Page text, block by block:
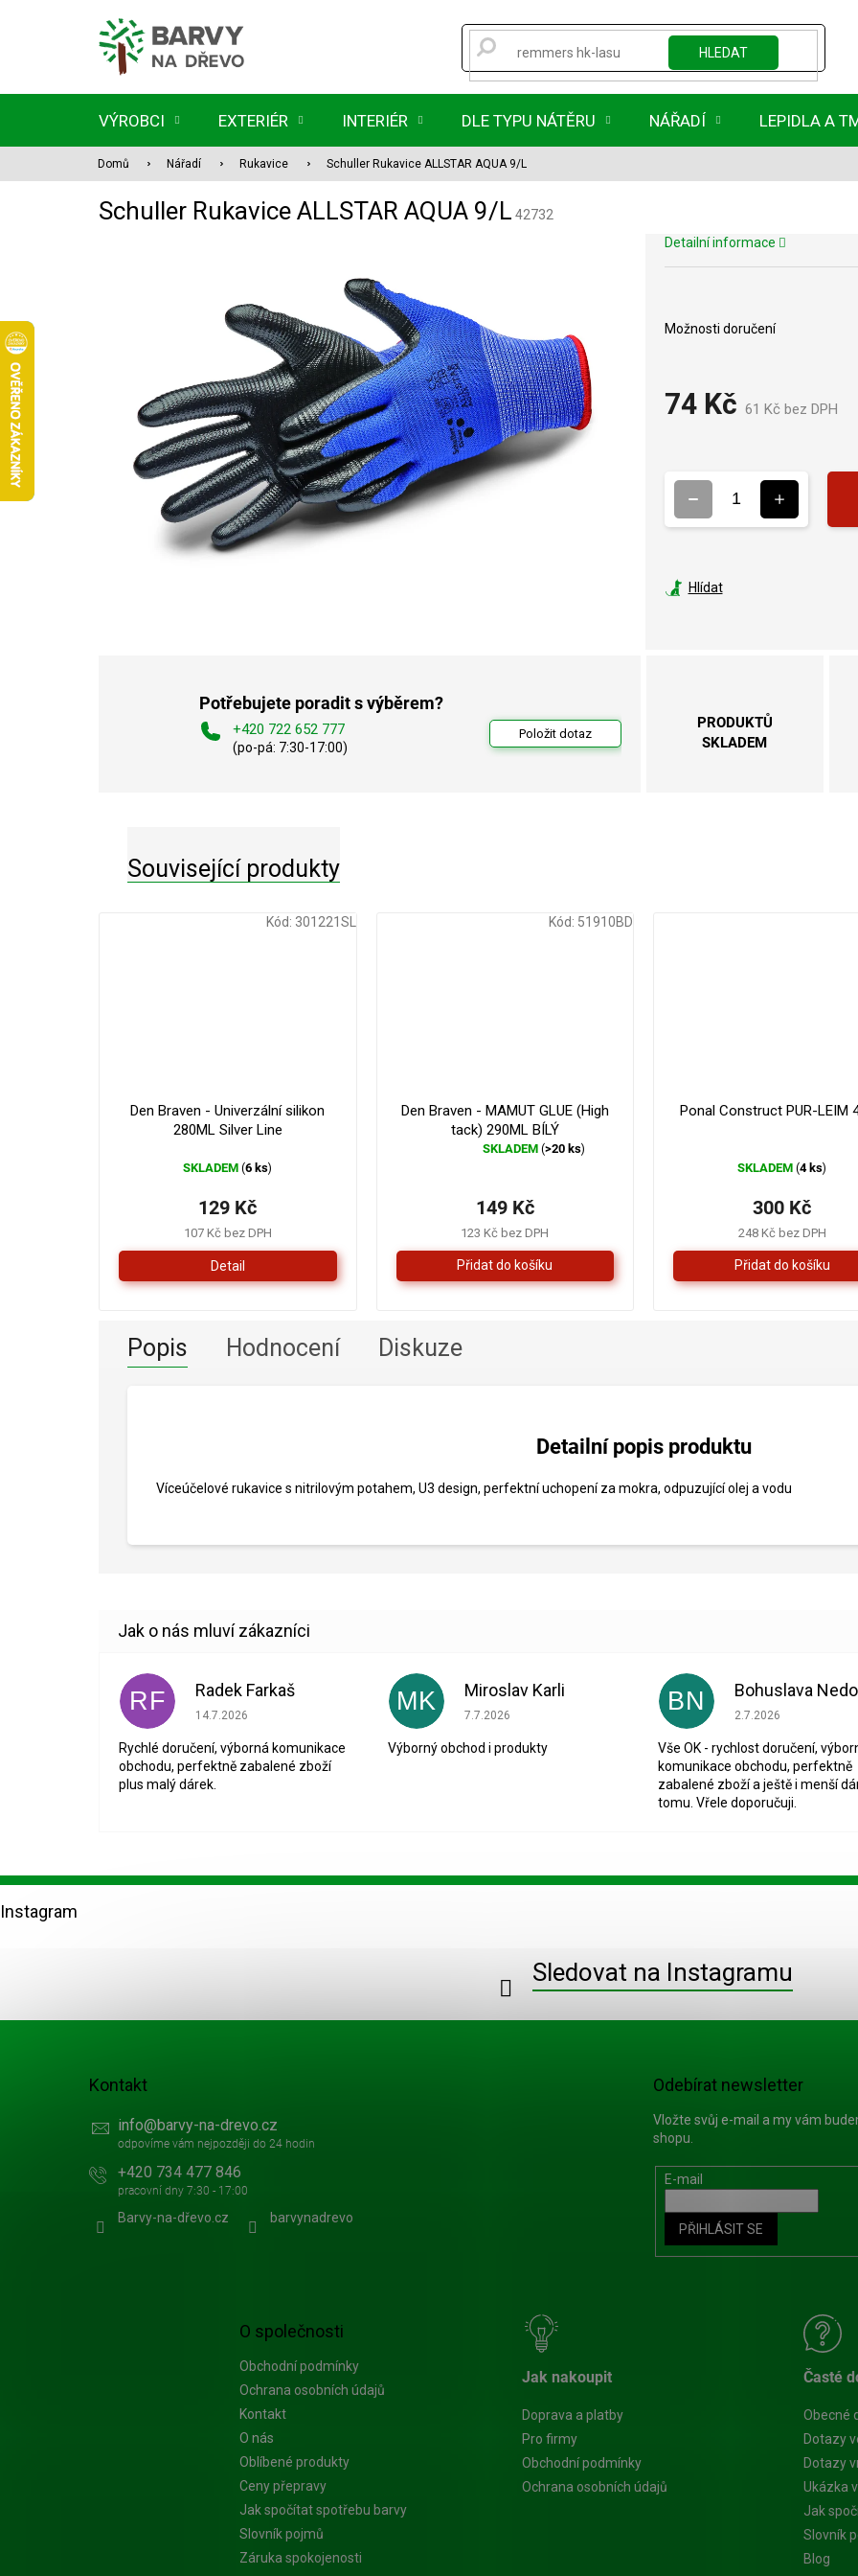
HLEDAT
VÝROBCI EXTERIÉR INTERIÉR DLE TYPU NÁTĚRU NÁŘADÍ LEPIDLA A
Domů Nářadí Rukavice Schuller Rukavice ALLSTAR AQUA 9/L
Schuller Rukavice ALLSTAR AQUA 9/L 42732
74 Kč 61 Kč bez DPH
Možnosti doručení
Detailní informace
Hlídat
Potřebujete poradit s výběrem?
+420 722 652 777
(po-pá: 7:30-17:00)
Položit dotaz
PRODUKTŮ
SKLADEM
Související produkty
Den Braven - Univerzální silikon
280ML Silver Line
SKLADEM(6 ks)
107 Kč bez DPH
129 Kč
Detail
Kód: 301221SL
Den Braven - MAMUT GLUE (High
tack) 290ML BÍLÝ
Průměrné
z
hvězdiček.
SKLADEM (>20 ks)
123 Kč bez DPH
149 Kč
Kód: 51910BD
Ponal Construct PUR-LEIM
SKLADEM(4 ks)
248 Kč bez DPH
300 Kč
Popis Hodnocení Diskuze
Detailní popis produktu
Víceúčelové rukavice s nitrilovým potahem, U3 design, perfektní uchopení za mokra, odpuzující olej a vodu
RF Radek Farkaš
Hodnocení obchodu je 5 z 5 hvězdiček.
14.7.2026
Rychlé doručení, výborná komunikace
obchodu, perfektně zabalené zboží
plus malý dárek.
MK Miroslav Karli
Hodnocení obchodu je 5 z 5 hvězdiček.
7.7.2026
Výborný obchod i produkty
BN Hodnocení obchodu
2.7.2026
Vše OK - rychlost doručení,
komunikace obchodu, perfektně
zabalené zboží a ještě i menší
tomu. Vřele doporučuji.
Z
áInstagram
Sledovat na Instagramu
O společnosti
Obchodní podmínky
Ochrana osobních údajů
Kontakt
O nás
Oblíbené produkty
Ceny přepravy
Jak spočítat spotřebu barvy
Slovník pojmů
Záruka spokojenosti
Jak nakoupit
Doprava a platby
Pro firmy
Obchodní podmínky
Ochrana osobních údajů
Časté
Obecné
Dotazy
Dotazy
Ukázka
Jak
Slovník
Blog
Kontakt
info@barvy-na-drevo.cz
+420 734 477 846
Barvy-na-dřevo.cz barvynadrevo
Odebírat newsletter
Vložte svůj e-mail a my vám
shopu.
E-mail
PŘIHLÁSIT SE